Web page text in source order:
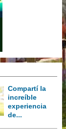
Compartí la
increíble
experiencia
de...